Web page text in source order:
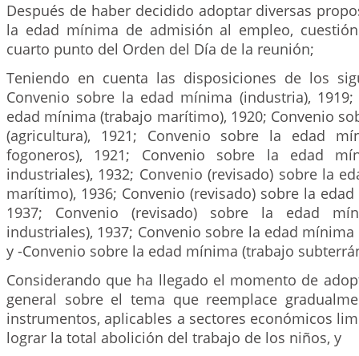
Después de haber decidido adoptar diversas
la edad mínima de admisión al empleo,
cuarto punto del Orden del Día de la reunión;
Teniendo en cuenta las disposiciones de los
Convenio sobre la edad mínima (industria),
edad mínima (trabajo marítimo), 1920; Convenio
(agricultura), 1921; Convenio sobre la edad
fogoneros), 1921; Convenio sobre la edad
industriales), 1932; Convenio (revisado) sobre la
marítimo), 1936; Convenio (revisado) sobre la
1937; Convenio (revisado) sobre la edad
industriales), 1937; Convenio sobre la edad mínima
y -Convenio sobre la edad mínima (trabajo
Considerando que ha llegado el momento de
general sobre el tema que reemplace
instrumentos, aplicables a sectores económicos
lograr la total abolición del trabajo de los niños, y